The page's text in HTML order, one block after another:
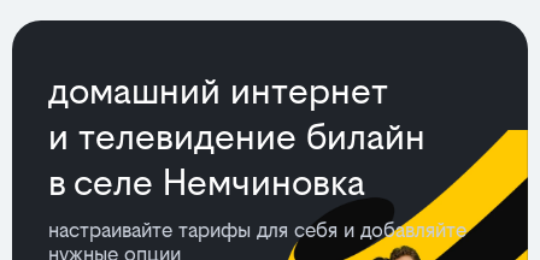
домашний интернет
и телевидение билайн
в селе Немчиновка
настраивайте тарифы для себя и добавляйте
нужные опции